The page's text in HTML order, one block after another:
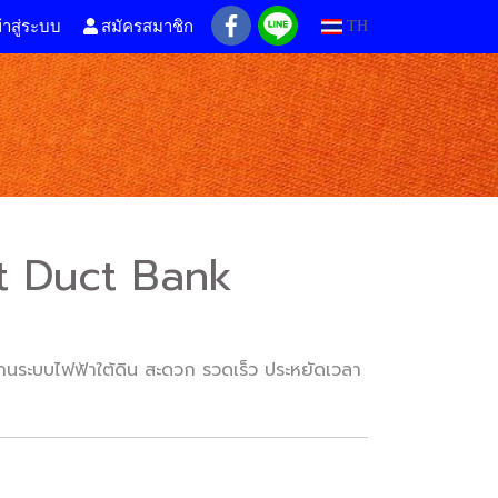
สู่ระบบ สมัครสมาชิก TH
Duct Bank
ะบบไฟฟ้าใต้ดิน สะดวก รวดเร็ว ประหยัดเวลา